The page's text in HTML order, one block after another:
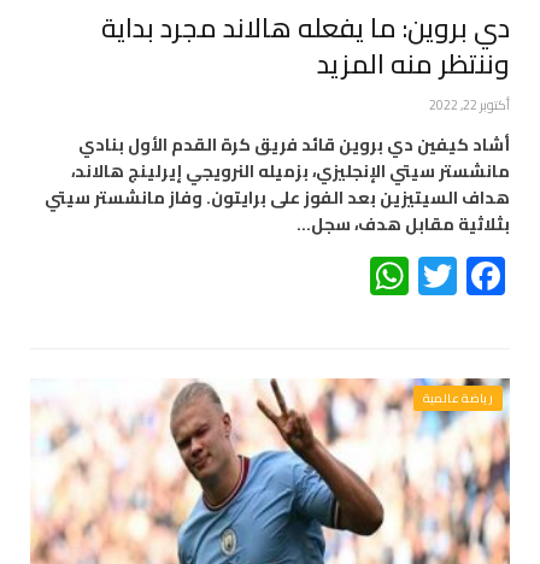
دي بروين: ما يفعله هالاند مجرد بداية
وننتظر منه المزيد
أكتوبر 22, 2022
أشاد كيفين دي بروين قائد فريق كرة القدم الأول بنادي
مانشستر سيتي الإنجليزي، بزميله النرويجي إيرلينج هالاند،
هداف السيتيزين بعد الفوز على برايتون. وفاز مانشستر سيتي
بثلاثية مقابل هدف، سجل…
Facebook
Twitter
رياضة عالمية